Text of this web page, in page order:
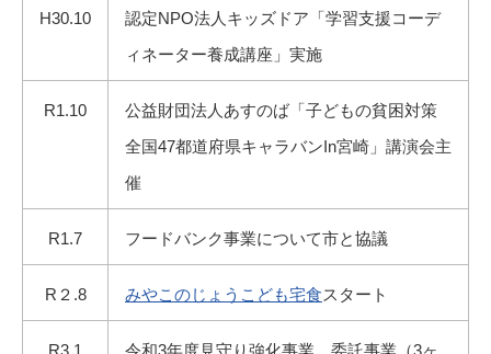
H30.10
認定NPO法人キッズドア「学習支援コーデ
ィネーター養成講座」実施
R1.10
公益財団法人あすのば「子どもの貧困対策
全国47都道府県キャラバンin宮崎」講演会主
催
R1.7 フードバンク事業について市と協議
R２.8 みやこのじょうこども宅食スタート
R3.1 令和3年度見守り強化事業 委託事業（3ヶ